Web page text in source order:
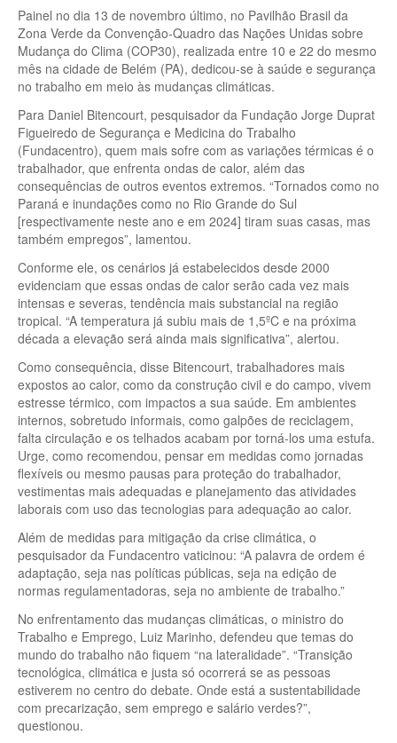
Painel no dia 13 de novembro último, no Pavilhão Brasil da
Zona Verde da Convenção-Quadro das Nações Unidas sobre
Mudança do Clima (COP30), realizada entre 10 e 22 do mesmo
mês na cidade de Belém (PA), dedicou-se à saúde e segurança
no trabalho em meio às mudanças climáticas.
Para Daniel Bitencourt, pesquisador da Fundação Jorge Duprat
Figueiredo de Segurança e Medicina do Trabalho
(Fundacentro), quem mais sofre com as variações térmicas é o
trabalhador, que enfrenta ondas de calor, além das
consequências de outros eventos extremos. “Tornados como no
Paraná e inundações como no Rio Grande do Sul
[respectivamente neste ano e em 2024] tiram suas casas, mas
também empregos”, lamentou.
Conforme ele, os cenários já estabelecidos desde 2000
evidenciam que essas ondas de calor serão cada vez mais
intensas e severas, tendência mais substancial na região
tropical. “A temperatura já subiu mais de 1,5ºC e na próxima
década a elevação será ainda mais significativa”, alertou.
Como consequência, disse Bitencourt, trabalhadores mais
expostos ao calor, como da construção civil e do campo, vivem
estresse térmico, com impactos a sua saúde. Em ambientes
internos, sobretudo informais, como galpões de reciclagem,
falta circulação e os telhados acabam por torná-los uma estufa.
Urge, como recomendou, pensar em medidas como jornadas
flexíveis ou mesmo pausas para proteção do trabalhador,
vestimentas mais adequadas e planejamento das atividades
laborais com uso das tecnologias para adequação ao calor.
Além de medidas para mitigação da crise climática, o
pesquisador da Fundacentro vaticinou: “A palavra de ordem é
adaptação, seja nas políticas públicas, seja na edição de
normas regulamentadoras, seja no ambiente de trabalho.”
No enfrentamento das mudanças climáticas, o ministro do
Trabalho e Emprego, Luiz Marinho, defendeu que temas do
mundo do trabalho não fiquem “na lateralidade”. “Transição
tecnológica, climática e justa só ocorrerá se as pessoas
estiverem no centro do debate. Onde está a sustentabilidade
com precarização, sem emprego e salário verdes?”,
questionou.